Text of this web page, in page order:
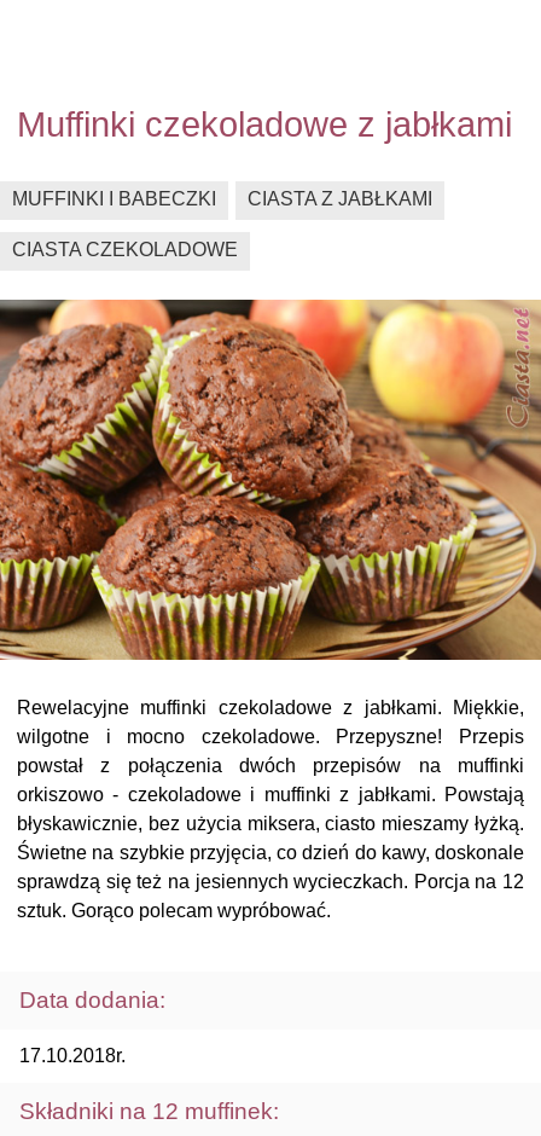
Muffinki czekoladowe z jabłkami
MUFFINKI I BABECZKI CIASTA Z JABŁKAMI
CIASTA CZEKOLADOWE
Rewelacyjne muffinki czekoladowe z jabłkami. Miękkie,
wilgotne i mocno czekoladowe. Przepyszne! Przepis
powstał z połączenia dwóch przepisów na muffinki
orkiszowo - czekoladowe i muffinki z jabłkami. Powstają
błyskawicznie, bez użycia miksera, ciasto mieszamy łyżką.
Świetne na szybkie przyjęcia, co dzień do kawy, doskonale
sprawdzą się też na jesiennych wycieczkach. Porcja na 12
sztuk. Gorąco polecam wypróbować.
Data dodania:
17.10.2018r.
Składniki na 12 muffinek: